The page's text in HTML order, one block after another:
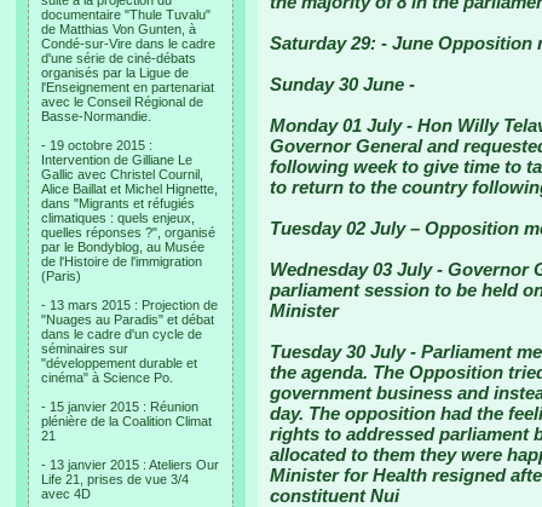
documentaire "Thule Tuvalu"
de Matthias Von Gunten, à
Condé-sur-Vire dans le cadre
d'une série de ciné-débats
organisés par la Ligue de
l'Enseignement en partenariat
avec le Conseil Régional de
Basse-Normandie.
- 19 octobre 2015 :
Intervention de Gilliane Le
Gallic avec Christel Cournil,
Alice Baillat et Michel Hignette,
dans "Migrants et réfugiés
climatiques : quels enjeux,
quelles réponses ?", organisé
par le Bondyblog, au Musée
de l'Histoire de l'immigration
(Paris)
- 13 mars 2015 : Projection de
"Nuages au Paradis" et débat
dans le cadre d'un cycle de
séminaires sur
"développement durable et
cinéma" à Science Po.
- 15 janvier 2015 : Réunion
plénière de la Coalition Climat
21
- 13 janvier 2015 : Ateliers Our
Life 21, prises de vue 3/4
avec 4D
Saturday 29: - June Opposition
Sunday 30 June -
Monday 01 July- Hon Willy
Governor General and
following week to give time to
to return to the country
Tuesday 02 July– Opposition
Wednesday 03 July- Governor
parliament session to be held
Minister
Tuesday 30 July- Parliament
the agenda. The Opposition
government business and
day. The opposition had the
rights to addressed parliament
allocated to them they were
Minister for Health resigned
constituent Nui